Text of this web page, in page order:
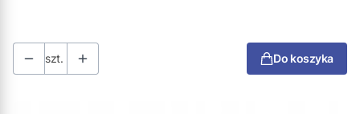
szt. Do koszyka